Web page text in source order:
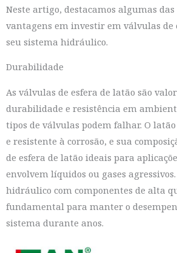
Neste artigo, destacamos algumas
vantagens em investir em válvulas de
seu sistema hidráulico.
Durabilidade
As válvulas de esfera de latão são
durabilidade e resistência em
tipos de válvulas podem falhar. O
e resistente à corrosão, e sua
de esfera de latão ideais para
envolvem líquidos ou gases
hidráulico com componentes de alta
fundamental para manter o
sistema durante anos.